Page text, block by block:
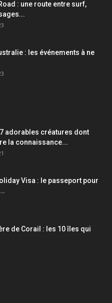
: une route entre surf,
: les événements à ne
adorables créatures dont
la connaissance...
Visa : le passeport pour
de Corail : les 10 îles qui